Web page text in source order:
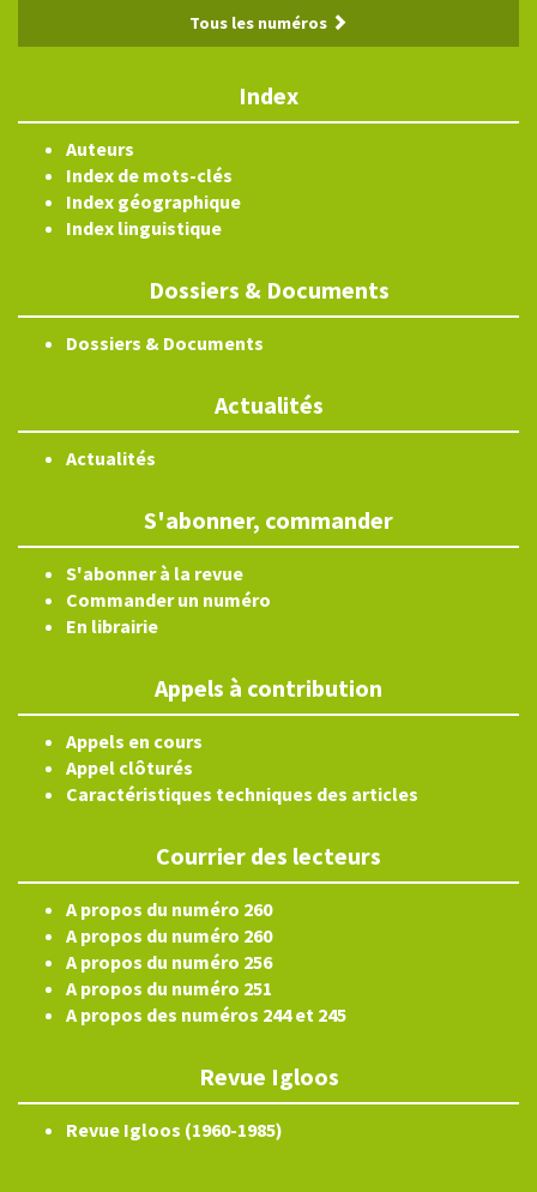
Tous les numéros
Index
Auteurs
Index de mots-clés
Index géographique
Index linguistique
Dossiers & Documents
Dossiers & Documents
Actualités
Actualités
S'abonner, commander
S'abonner à la revue
Commander un numéro
En librairie
Appels à contribution
Appels en cours
Appel clôturés
Caractéristiques techniques des articles
Courrier des lecteurs
A propos du numéro 260
A propos du numéro 260
A propos du numéro 256
A propos du numéro 251
A propos des numéros 244 et 245
Revue Igloos
Revue Igloos (1960-1985)